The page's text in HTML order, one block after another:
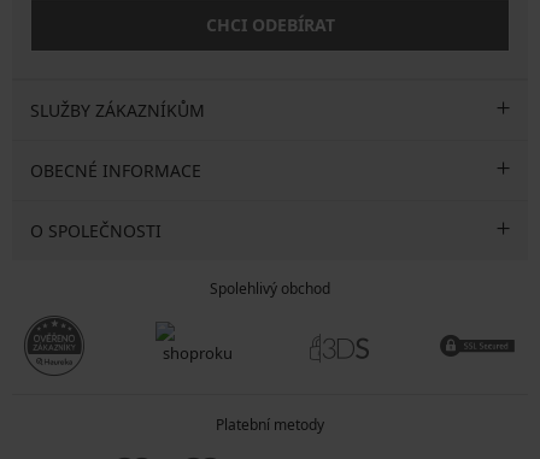
CHCI ODEBÍRAT
SLUŽBY ZÁKAZNÍKŮM
OBECNÉ INFORMACE
O SPOLEČNOSTI
Spolehlivý obchod
Platební metody